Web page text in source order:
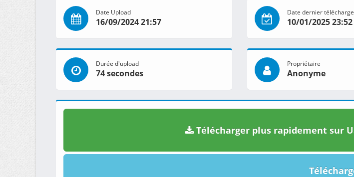
Date Upload
16/09/2024 21:57
Date dernier
10/01/2025 23:52
Durée d'upload
74 secondes
Propriétaire
Anonyme
Télécharger plus rapidement sur